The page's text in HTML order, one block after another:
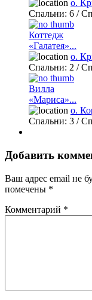
о.
Спальни: 6 /
Коттедж
«Галатея»...
о.
Спальни: 2 /
Вилла
«Мариса»...
о.
Спальни: 3 /
Добавить
Ваш адрес email не
помечены *
Комментарий *